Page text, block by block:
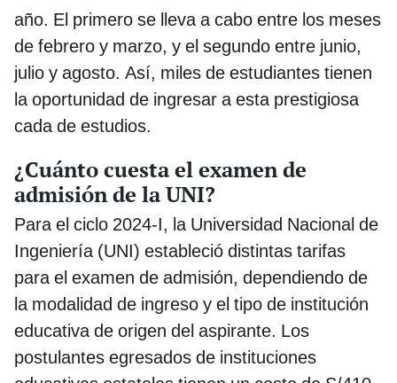
año. El primero se lleva a cabo entre los meses
de febrero y marzo, y el segundo entre junio,
julio y agosto. Así, miles de estudiantes tienen
la oportunidad de ingresar a esta prestigiosa
cada de estudios.
¿Cuánto cuesta el examen de
admisión de la UNI?
Para el ciclo 2024-I, la Universidad Nacional de
Ingeniería (UNI) estableció distintas tarifas
para el examen de admisión, dependiendo de
la modalidad de ingreso y el tipo de institución
educativa de origen del aspirante. Los
postulantes egresados de instituciones